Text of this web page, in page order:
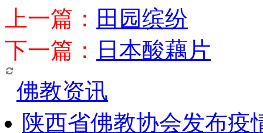
上一篇： 田园缤纷
下一篇：
日本酸藕片
佛教资讯
陕西省佛教协会发布疫